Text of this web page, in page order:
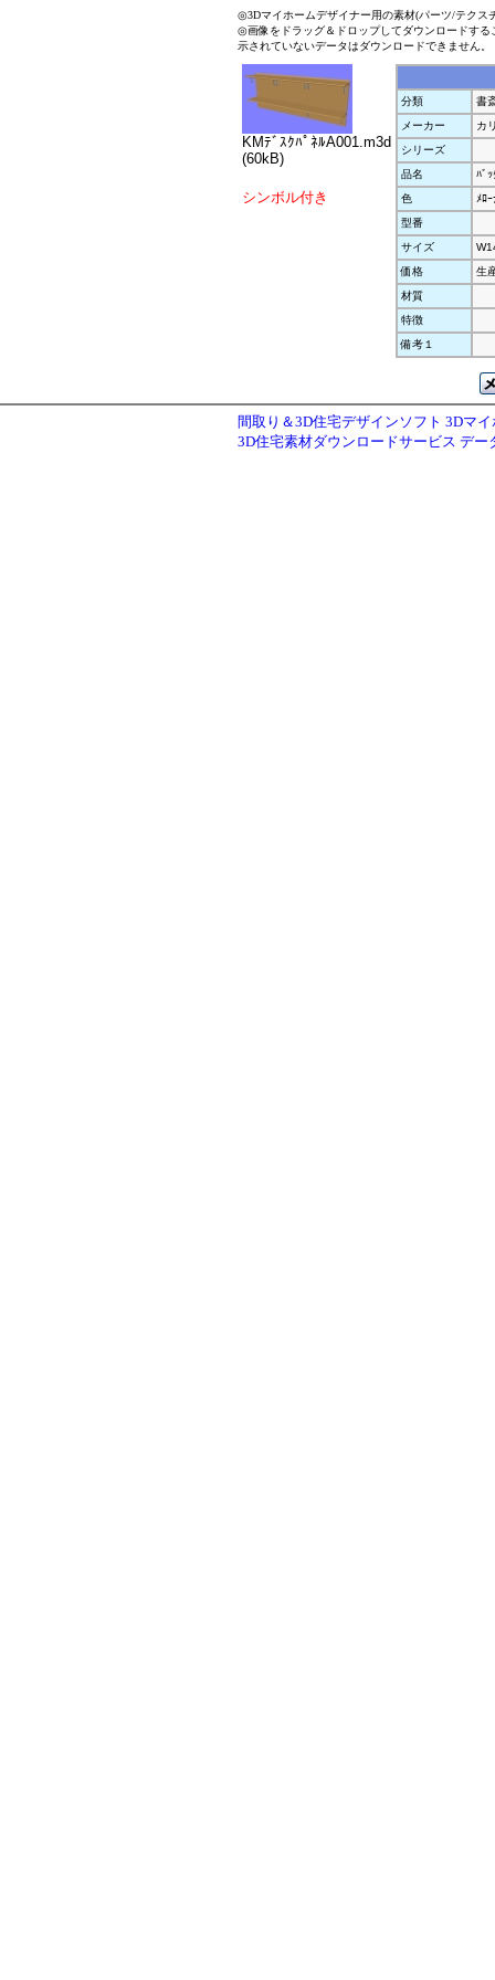
◎3Dマイホームデザイナー用の素材(パーツ/テクス
◎画像をドラッグ＆ドロップしてダウンロードす
示されていないデータはダウンロードできません。
KMﾃﾞｽｸﾊﾟﾈﾙA001.m3d
(60kB)
シンボル付き
分類
書
メーカー
カ
シリーズ
品名
ﾊﾞｯ
色
ﾒﾛ
型番
サイズ
価格
生
材質
特徴
備考１
間取り＆3D住宅デザインソフト 3Dマ
3D住宅素材ダウンロードサービス デー